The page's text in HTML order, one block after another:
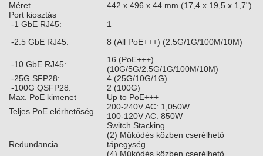
Méret
442 x 496 x 44 mm (17,4 x 19,5 x 1,7")
Port kiosztás
-1 GbE RJ45:
1
-2.5 GbE RJ45:
8 (All PoE+++) (2.5G/1G/100M/10M)
-10 GbE RJ45:
16 (PoE+++)
(10G/5G/2.5G/1G/100M/10M)
-25G SFP28:
4 (25G/10G/1G)
-100G QSFP28:
2 (100G)
Max. PoE kimenet
Up to PoE+++
Teljes PoE elérhetőség
200-240V AC: 1,050W
100-120V AC: 850W
Redundancia
Switch Stacking
(2) Működés közben cserélhető
tápegység
(4) Működés közben cserélhető